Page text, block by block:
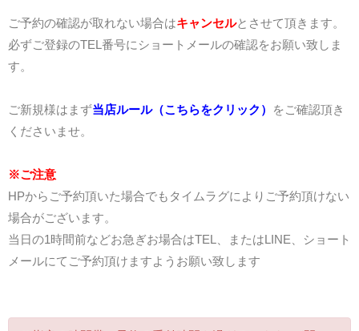
ご予約の確認が取れない場合はキャンセルとさせて頂きます。
必ずご登録のTEL番号にショートメールの確認をお願い致しま
す。
ご新規様はまず当店ルール（こちらをクリック）
をご確認頂き
くださいませ。
※ご注意
HPからご予約頂いた場合でもタイムラグによりご予約頂けない
場合がございます。
当日の1時間前などお急ぎお場合はTEL、またはLINE、ショート
メールにてご予約頂けますようお願い致します